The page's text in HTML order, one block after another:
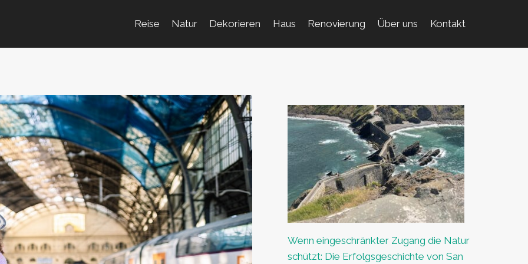
Reise Natur Dekorieren Haus Renovierung Über uns Kontakt
Wenn eingeschränkter Zugang die Natur
schützt: Die Erfolgsgeschichte von San